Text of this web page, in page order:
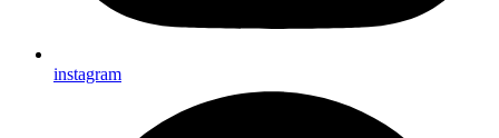
instagram